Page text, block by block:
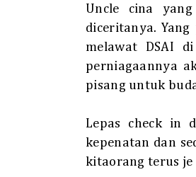
Uncle cina
diceritanya.
melawat DSAI
perniagaannya
pisang untuk
Lepas check in
kepenatan dan
kitaorang terus je